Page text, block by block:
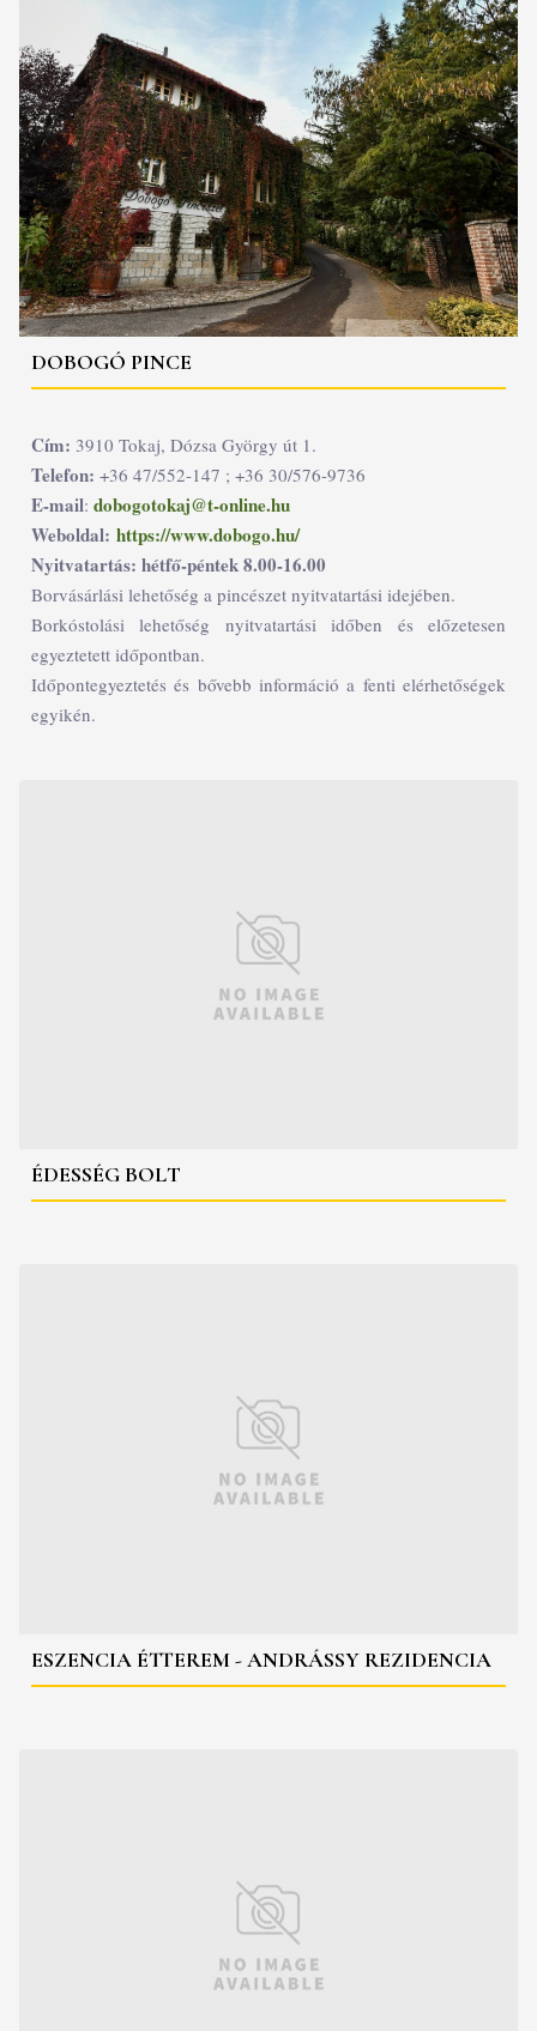
DOBOGÓ PINCE
Cím: 3910 Tokaj, Dózsa György út 1.
Telefon: +36 47/552-147 ; +36 30/576-9736
E-mail: dobogotokaj@t-online.hu
Weboldal: https://www.dobogo.hu/
Nyitvatartás: hétfő-péntek 8.00-16.00
Borvásárlási lehetőség a pincészet nyitvatartási idejében.
Borkóstolási lehetőség nyitvatartási időben és előzetesen
egyeztetett időpontban.
Időpontegyeztetés és bővebb információ a fenti elérhetőségek
egyikén.
ÉDESSÉG BOLT
ESZENCIA ÉTTEREM - ANDRÁSSY REZIDENCIA